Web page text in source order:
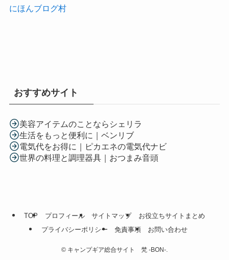
にほんブログ村
おすすめサイト
美容アイテムのことならシェリラ
生活をもっと便利に｜ベンリブ
電気代をお得に｜ピカエネの電気代ナビ
世界の料理と調理器具｜おつまみ音頭
TOP プロフィール サイトマップ
お役立ちサイトまとめ
プライバシーポリシー
免責事項 お問い合わせ
© キャンプギア総合サイト 梵 -BON-.